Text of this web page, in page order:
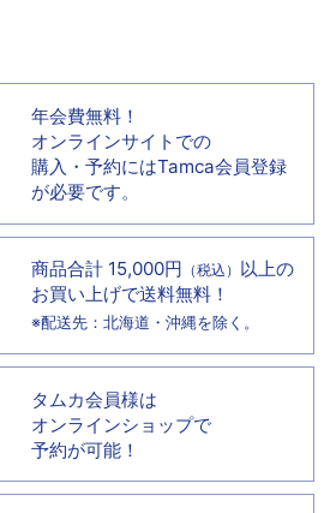
年会費無料！
オンラインサイトでの
購入・予約にはTamca会員登録
が必要です。
商品合計 15,000円 （税込） 以上の
お買い上げで送料無料！
※配送先：北海道・沖縄を除く。
タムカ会員様は
オンラインショップで
予約が可能！